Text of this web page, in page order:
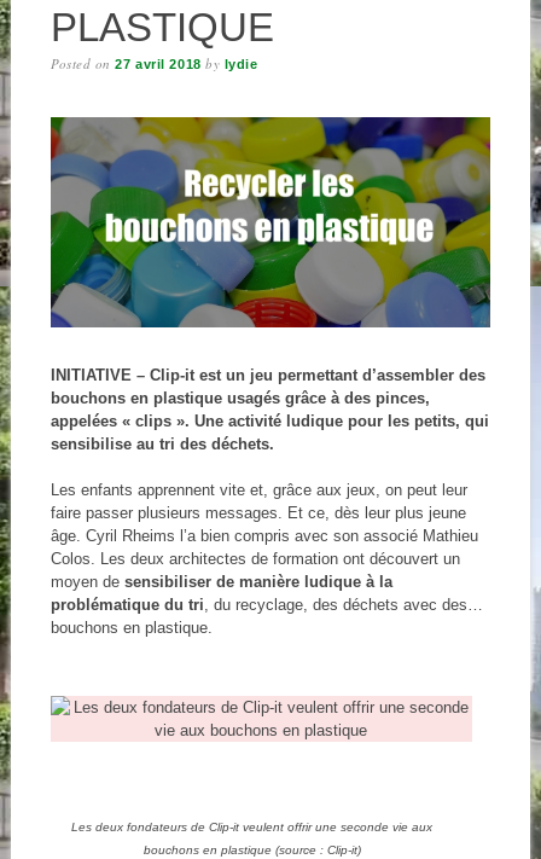
PLASTIQUE
Posted on27 avril 2018 by lydie
INITIATIVE – Clip-it est un jeu permettant d’assembler des
bouchons en plastique usagés grâce à des pinces,
appelées « clips ». Une activité ludique pour les petits, qui
sensibilise au tri des déchets.
Les enfants apprennent vite et, grâce aux jeux, on peut leur
faire passer plusieurs messages. Et ce, dès leur plus jeune
âge. Cyril Rheims l’a bien compris avec son associé Mathieu
Colos. Les deux architectes de formation ont découvert un
moyen de sensibiliser de manière ludique à la
problématique du tri, du recyclage, des déchets avec des…
bouchons en plastique.
Les deux fondateurs de Clip-it veulent offrir une seconde vie aux
bouchons en plastique (source : Clip-it)